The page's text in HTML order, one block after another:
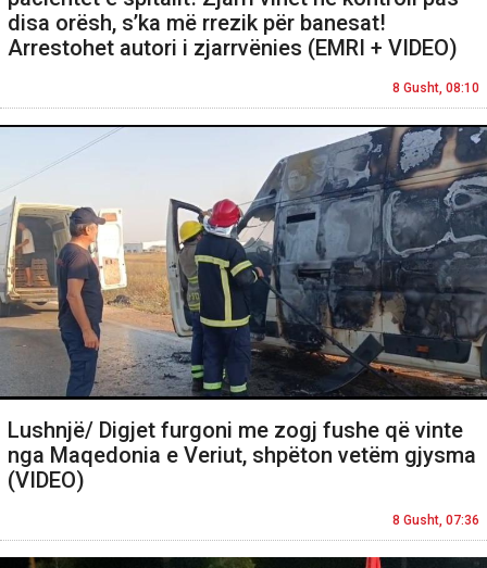
disa orësh, s’ka më rrezik për banesat!
Arrestohet autori i zjarrvënies (EMRI + VIDEO)
8 Gusht, 08:10
Lushnjë/ Digjet furgoni me zogj fushe që vinte
nga Maqedonia e Veriut, shpëton vetëm gjysma
(VIDEO)
8 Gusht, 07:36